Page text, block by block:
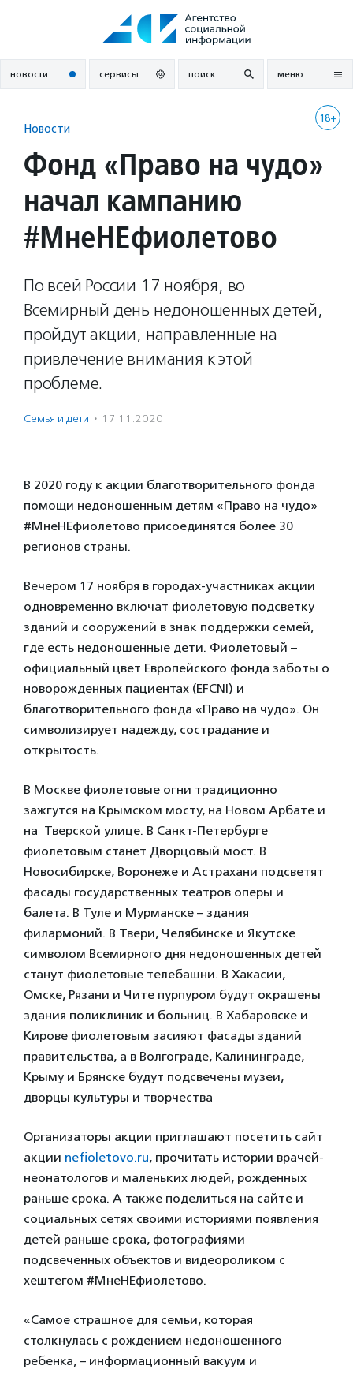
новости сервисы поиск меню
18+
Новости
Фонд «Право на чудо»
начал кампанию
#МнеНЕфиолетово
По всей России 17 ноября, во
Всемирный день недоношенных детей,
пройдут акции, направленные на
привлечение внимания к этой
проблеме.
Семья и дети · 17.11.2020
В 2020 году к акции благотворительного фонда
помощи недоношенным детям «Право на чудо»
#МнеНЕфиолетово присоединятся более 30
регионов страны.
Вечером 17 ноября в городах-участниках акции
одновременно включат фиолетовую подсветку
зданий и сооружений в знак поддержки семей,
где есть недоношенные дети. Фиолетовый –
официальный цвет Европейского фонда заботы о
новорожденных пациентах (EFCNI) и
благотворительного фонда «Право на чудо». Он
символизирует надежду, сострадание и
открытость.
В Москве фиолетовые огни традиционно
зажгутся на Крымском мосту, на Новом Арбате и
на Тверской улице. В Санкт-Петербурге
фиолетовым станет Дворцовый мост. В
Новосибирске, Воронеже и Астрахани подсветят
фасады государственных театров оперы и
балета. В Туле и Мурманске – здания
филармоний. В Твери, Челябинске и Якутске
символом Всемирного дня недоношенных детей
станут фиолетовые телебашни. В Хакасии,
Омске, Рязани и Чите пурпуром будут окрашены
здания поликлиник и больниц. В Хабаровске и
Кирове фиолетовым засияют фасады зданий
правительства, а в Волгограде, Калининграде,
Крыму и Брянске будут подсвечены музеи,
дворцы культуры и творчества
Организаторы акции приглашают посетить сайт
акции nefioletovo.ru, прочитать истории врачей-
неонатологов и маленьких людей, рожденных
раньше срока. А также поделиться на сайте и
социальных сетях своими историями появления
детей раньше срока, фотографиями
подсвеченных объектов и видеороликом с
хештегом #МнеНЕфиолетово.
«Самое страшное для семьи, которая
столкнулась с рождением недоношенного
ребенка, – информационный вакуум и